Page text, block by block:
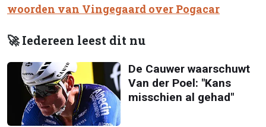
woorden van Vingegaard over Pogacar
🚀 Iedereen leest dit nu
De Cauwer waarschuwt
Van der Poel: "Kans
misschien al gehad"